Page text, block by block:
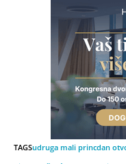
TAGSudruga mali princdan